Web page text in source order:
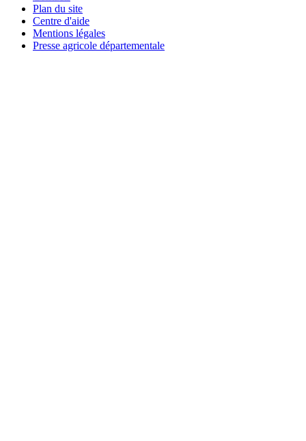
Plan du site
Centre d'aide
Mentions légales
Presse agricole départementale